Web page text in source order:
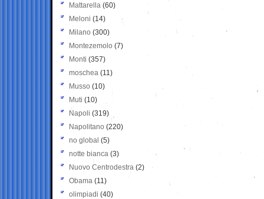
Mattarella (60)
Meloni (14)
Milano (300)
Montezemolo (7)
Monti (357)
moschea (11)
Musso (10)
Muti (10)
Napoli (319)
Napolitano (220)
no global (5)
notte bianca (3)
Nuovo Centrodestra (2)
Obama (11)
olimpiadi (40)